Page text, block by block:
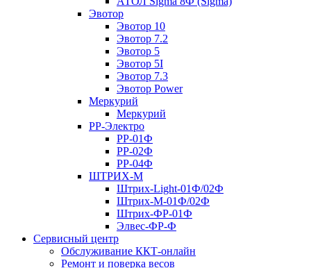
Эвотор
Эвотор 10
Эвотор 7.2
Эвотор 5
Эвотор 5I
Эвотор 7.3
Эвотор Power
Меркурий
Меркурий
РР-Электро
РР-01Ф
РР-02Ф
РР-04Ф
ШТРИХ-М
Штрих-Light-01Ф/02Ф
Штрих-М-01Ф/02Ф
Штрих-ФР-01Ф
Элвес-ФР-Ф
Сервисный центр
Обслуживание ККТ-онлайн
Ремонт и поверка весов